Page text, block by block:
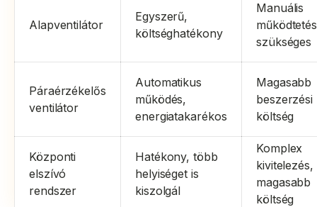
Alapventilátor
Egyszerű,
költséghatékony
Manuális
működtetés
szükséges
Páraérzékelős
ventilátor
Automatikus
működés,
energiatakarékos
Magasabb
beszerzési
költség
Központi
elszívó
rendszer
Hatékony, több
helyiséget is
kiszolgál
Komplex
kivitelezés,
magasabb
költség